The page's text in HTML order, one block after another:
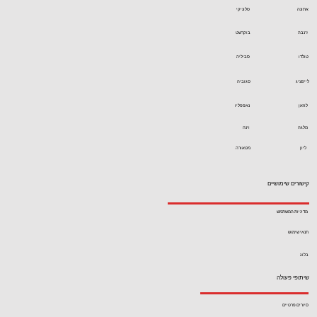
קישורים שימושיים
תנאי שימוש
מדיניות המשתמש
בלוג
שיתופי פעולה
סיורים פרטיים
סביליה
סלוניקי אתונה
טולדו
בוקרשט
נאפפליו
ז'נבה
לוזאן
סגוביה
מלגה
לייפציג
מטאורה
וינה
ליון